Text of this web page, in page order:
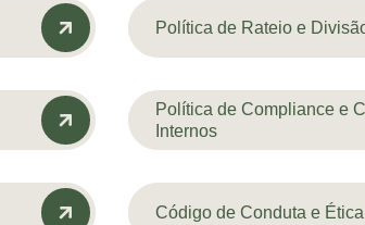
Política de Rateio e
Política de Compliance e
Internos
Código de Conduta e Ética